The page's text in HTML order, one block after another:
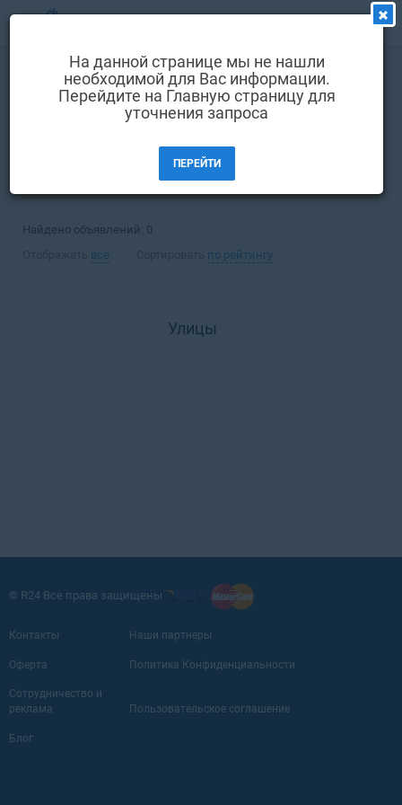
Выбрать язык
Вход и регистрация
Комментарии к объявления
Как добавить объявление
Покупка Квартира
ФИЛЬТРЫ (1)
Найдено объявлений: 0
все по рейтингу
Улицы
© R24 Все права защищены
Контакты Наши партнеры
Оферта Политика Конфиденциальности
Сотрудничество и
реклама
Пользовательское соглашение
Блог
На данной странице мы не нашли
необходимой для Вас информации.
Перейдите на Главную страницу для
уточнения запроса
ПЕРЕЙТИ